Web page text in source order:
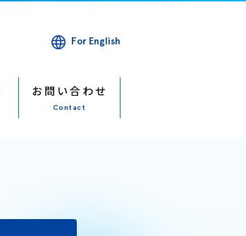
お問い合わせ
Contact
For English